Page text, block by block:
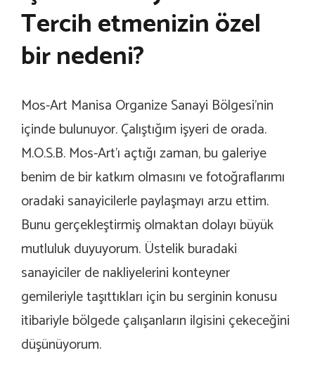
Tercih etmenizin özel
bir nedeni?
Mos-Art Manisa Organize Sanayi Bölgesi’nin
içinde bulunuyor. Çalıştığım işyeri de orada.
M.O.S.B. Mos-Art’ı açtığı zaman, bu galeriye
benim de bir katkım olmasını ve fotoğraflarımı
oradaki sanayicilerle paylaşmayı arzu ettim.
Bunu gerçekleştirmiş olmaktan dolayı büyük
mutluluk duyuyorum. Üstelik buradaki
sanayiciler de nakliyelerini konteyner
gemileriyle taşıttıkları için bu serginin konusu
itibariyle bölgede çalışanların ilgisini çekeceğini
düşünüyorum.